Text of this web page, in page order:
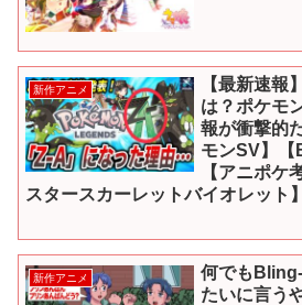
新作アニメ
【最新速
は？ポケモ
報が衝撃的
モンSV】【
【アニポケ
スタースカーレットバイオレット
新作アニメ
何でも
たいに言う